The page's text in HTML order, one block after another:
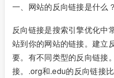
一、网站的反向链接是什么？
反向链接是搜索引擎优化中
站到你的网站的链接。建立
要。有不同类型的反向链接
接。.org和.edu的反向链接